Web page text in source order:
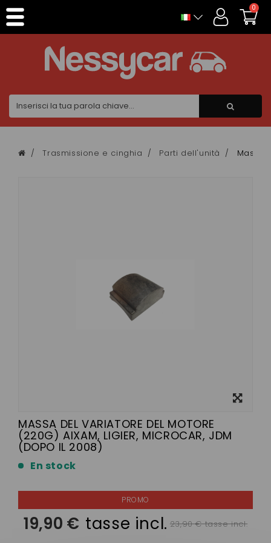
0
Trasmissione e cinghia Parti dell'unità Massa
MASSA DEL VARIATORE DEL MOTORE
(220G) AIXAM, LIGIER, MICROCAR, JDM
(DOPO IL 2008)
En stock
19,90 € tasse incl. 23,90 € tasse incl.
Pannello di gestione dei cookies